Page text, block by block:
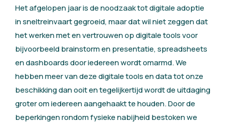
Het afgelopen jaar is de noodzaak tot digitale adoptie
in sneltreinvaart gegroeid, maar dat wil niet zeggen dat
het werken met en vertrouwen op digitale tools voor
bijvoorbeeld brainstorm en presentatie, spreadsheets
en dashboards door iedereen wordt omarmd. We
hebben meer van deze digitale tools en data tot onze
beschikking dan ooit en tegelijkertijd wordt de uitdaging
groter om iedereen aangehaakt te houden. Door de
beperkingen rondom fysieke nabijheid bestoken we